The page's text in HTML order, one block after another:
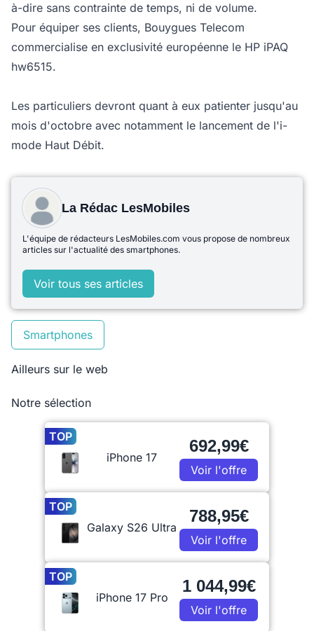
à-dire sans contrainte de temps, ni de volume.
Pour équiper ses clients, Bouygues Telecom
commercialise en exclusivité européenne le HP iPAQ
hw6515.
Les particuliers devront quant à eux patienter jusqu'au
mois d'octobre avec notamment le lancement de l'i-
mode Haut Débit.
La Rédac LesMobiles
L'équipe de rédacteurs LesMobiles.com vous propose de nombreux
articles sur l'actualité des smartphones.
Voir tous ses articles
Smartphones
Ailleurs sur le web
Notre sélection
TOP
iPhone 17
692,99€
Voir l'offre
TOP
Galaxy S26 Ultra
788,95€
Voir l'offre
TOP
iPhone 17 Pro
1 044,99€
Voir l'offre